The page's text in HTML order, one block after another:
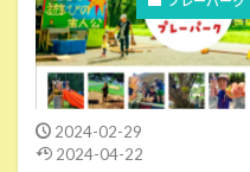
2024-02-29
2024-04-22